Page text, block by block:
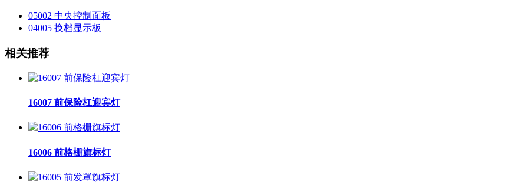
05002 中央控制面板
04005 换档显示板
相关推荐
16007 前保险杠迎宾灯
16006 前格栅旗标灯